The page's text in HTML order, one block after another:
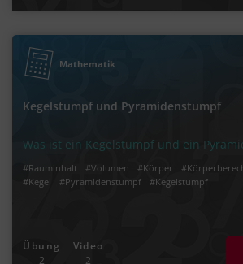
Mathematik
Kegelstumpf und Pyramidenstumpf
Was ist ein Kegelstumpf und ein
#Rauminhalt #Volumen #Körper
#Kegel
#Pyramidenstumpf #Kegelstumpf
Übung
2
Video
2